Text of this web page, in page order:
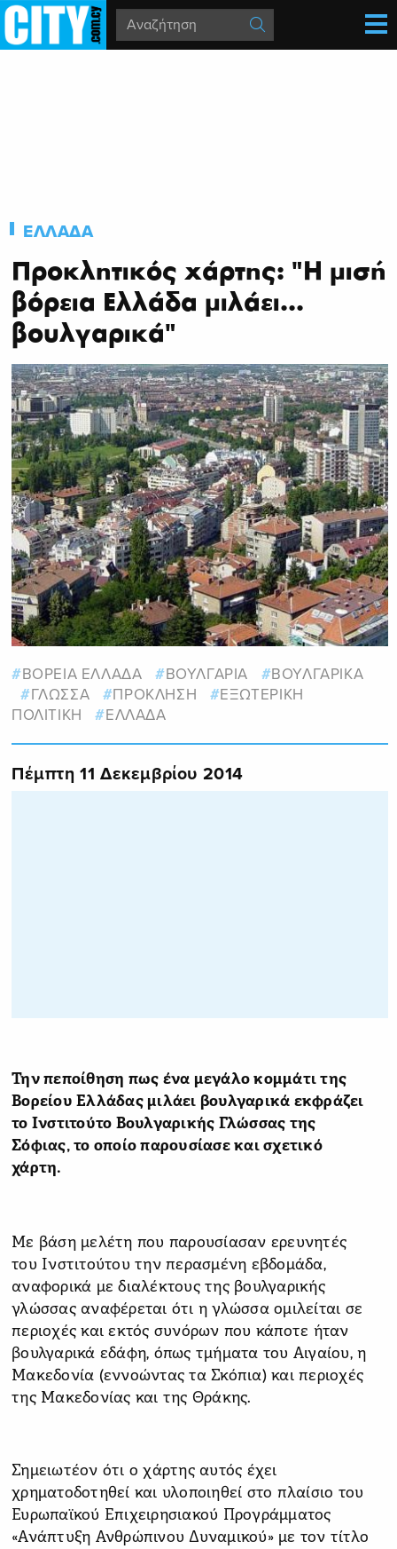
ΕΛΛΑΔΑ
Προκλητικός χάρτης: "Η μισή
βόρεια Ελλάδα μιλάει...
βουλγαρικά"
ΒΟΡΕΙΑ ΕΛΛΑΔΑ ΒΟΥΛΓΑΡΙΑ
ΒΟΥΛΓΑΡΙΚΑ
ΓΛΩΣΣΑ
ΠΡΟΚΛΗΣΗ
ΕΞΩΤΕΡΙΚΗ
ΠΟΛΙΤΙΚΗ
ΕΛΛΑΔΑ
Πέμπτη 11 Δεκεμβρίου 2014
Την πεποίθηση πως ένα μεγάλο κομμάτι της
Βορείου Ελλάδας μιλάει βουλγαρικά εκφράζει
το Ινστιτούτο Βουλγαρικής Γλώσσας της
Σόφιας, το οποίο παρουσίασε και σχετικό
χάρτη.
Με βάση μελέτη που παρουσίασαν ερευνητές
του Ινστιτούτου την περασμένη εβδομάδα,
αναφορικά με διαλέκτους της βουλγαρικής
γλώσσας αναφέρεται ότι η γλώσσα ομιλείται σε
περιοχές και εκτός συνόρων που κάποτε ήταν
βουλγαρικά εδάφη, όπως τμήματα του Αιγαίου, η
Μακεδονία (εννοώντας τα Σκόπια) και περιοχές
της Μακεδονίας και της Θράκης.
Σημειωτέον ότι ο χάρτης αυτός έχει
χρηματοδοτηθεί και υλοποιηθεί στο πλαίσιο του
Ευρωπαϊκού Επιχειρησιακού Προγράμματος
«Ανάπτυξη Ανθρώπινου Δυναμικού» με τον τίτλο